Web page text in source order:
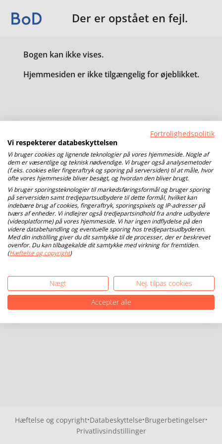
Der er opstået en fejl.
Bogen kan ikke vises.
Hjemmesiden er ikke tilgængelig for øjeblikket.
Hæftelse og copyright·Databeskyttelse·Brugerbetingelser·
Privatlivsindstillinger
Fortrolighedspolitik
Vi respekterer databeskyttelsen
Vi bruger cookies og lignende teknologier på vores hjemmeside. Nogle af
dem er væsentlige og teknisk nødvendige. Vi bruger også analysemetoder
(f.eks. cookies eller fingeraftryk og sporing på serversiden) til at måle, hvor
ofte vores hjemmeside bliver besøgt, og hvordan den bliver brugt.
Vi bruger sporingsteknologier til markedsføringsformål og bruger sporing
på serversiden samt tredjepartsudbydere til dette formål, hvilket kan
indebære brug af cookies, fingeraftryk, sporingspixels og IP-adresser på
tværs af enheder. Vi indlejrer også tredjepartsindhold fra andre udbydere
(videoplatforme) på vores hjemmeside. Vi har ingen indflydelse på den
videre databehandling og eventuelle sporing hos tredjepartsudbyderen.
Med din indstilling giver du dit samtykke til de processer, der er beskrevet
ovenfor. Du kan tilbagekalde dit samtykke med virkning for fremtiden.
(Hæftelse og copyright)
Nægt
Nej, tilpas cookies
Accepter alle